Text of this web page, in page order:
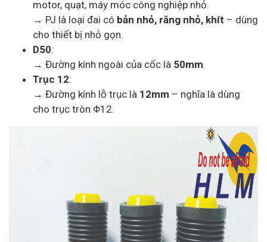
motor, quạt, máy móc công nghiệp nhỏ.
→ PJ là loại đai có bản nhỏ, răng nhỏ, khít – dùng
cho thiết bị nhỏ gọn.
D50:
→ Đường kính ngoài của cốc là 50mm.
Trục 12:
→ Đường kính lỗ trục là 12mm – nghĩa là dùng
cho trục tròn Φ12.